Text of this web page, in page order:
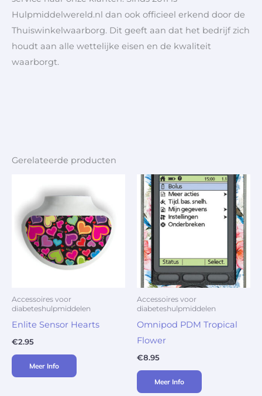
Hulpmiddelwereld.nl dan ook officieel erkend door de
Thuiswinkelwaarborg. Dit geeft aan dat het bedrijf zich
houdt aan alle wettelijke eisen en de kwaliteit
waarborgt.
Gerelateerde producten
Accessoires voor
diabeteshulpmiddelen
Enlite Sensor Hearts
€2.95
Meer Info
Accessoires voor
diabeteshulpmiddelen
Omnipod PDM Tropical
Flower
€8.95
Meer Info